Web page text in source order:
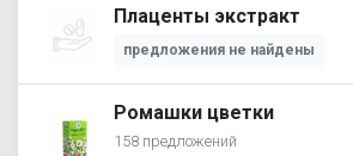
Плаценты экстракт
предложения не найдены
Ромашки цветки
158 предложений